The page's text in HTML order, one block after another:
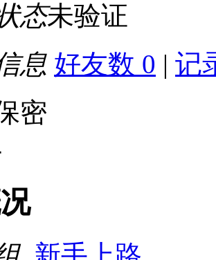
态未验证
息 好友数 0 | 记
密